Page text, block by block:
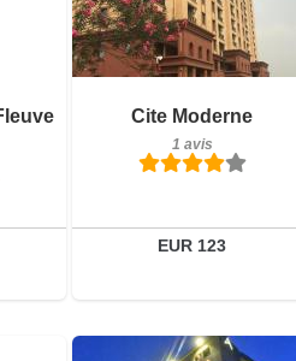
Cite Moderne
1 avis
EUR 123
Détails
Réserver